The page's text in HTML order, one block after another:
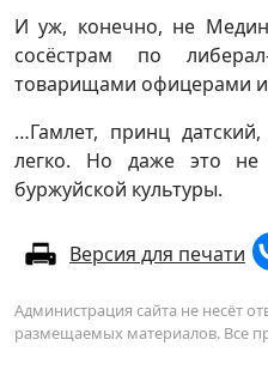
И уж, конечно, не
сосёстрам по
товарищами офицерами
…Гамлет, принц
легко. Но даже это не
буржуйской культуры.
Версия для печати
Администрация сайта не несёт
размещаемых материалов. Все